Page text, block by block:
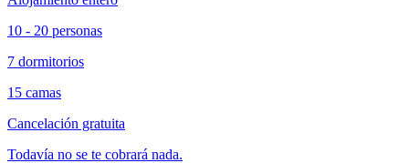
10 - 20 personas
7 dormitorios
15 camas
Cancelación gratuita
Todavía no se te cobrará nada.